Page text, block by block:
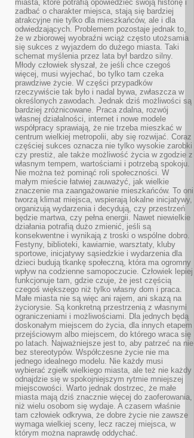
miasta, które potrafią opowiedzieć swoją historię i
zadbać o charakter miejsca, stają się bardziej
atrakcyjne nie tylko dla mieszkańców, ale i dla
odwiedzających. Problemem pozostaje jednak to,
że w zbiorowej wyobraźni wciąż często utożsamia
się sukces z wyjazdem do dużego miasta. Taki
schemat myślenia przez lata był bardzo silny.
Młody człowiek słyszał, że jeśli chce czegoś
więcej, musi wyjechać, bo tylko tam czeka
prawdziwe życie. W części przypadków
rzeczywiście tak było i nadal bywa, zwłaszcza w
określonych zawodach. Jednak dziś możliwości są
bardziej zróżnicowane. Praca zdalna, rozwój
własnej działalności, internet i nowe modele
współpracy sprawiają, że nie trzeba mieszkać w
centrum wielkiej metropolii, aby się rozwijać. Coraz
częściej sukces oznacza nie tylko wysokie zarobki
czy prestiż, ale także możliwość życia w zgodzie z
własnym tempem, wartościami i potrzebą spokoju.
Nie można też pominąć roli społeczności. W
małym mieście łatwiej zauważyć, jak wielkie
znaczenie ma zaangażowanie mieszkańców. To oni
tworzą klimat miejsca, wspierają lokalne inicjatywy,
organizują wydarzenia i decydują, czy przestrzeń
będzie martwa, czy pełna energii. Nawet niewielkie
działania potrafią dużo zmienić, jeśli są
konsekwentne i wynikają z troski o wspólne dobro.
Festyny, biblioteki, kawiarnie, warsztaty, kluby
sportowe, inicjatywy sąsiedzkie i wydarzenia dla
dzieci budują tkankę społeczną, która ma ogromny
wpływ na codzienne samopoczucie. Człowiek lepiej
funkcjonuje tam, gdzie czuje, że jest częścią
czegoś większego niż tylko własny dom i praca.
Małe miasta nie są więc ani rajem, ani skazą na
życiorysie. Są konkretną przestrzenią z własnymi
ograniczeniami i możliwościami. Dla jednych będą
doskonałym miejscem do życia, dla innych etapem
przejściowym albo miejscem, do którego wraca się
po latach. Najważniejsze jest to, aby patrzeć na nie
bez stereotypów. Współczesne życie nie ma
jednego idealnego modelu. Nie każdy musi
wybierać zgiełk wielkiego miasta, ale też nie każdy
odnajdzie się w spokojniejszym rytmie mniejszej
miejscowości. Warto jednak dostrzec, że małe
miasta mają dziś znacznie więcej do zaoferowania,
niż wielu osobom się wydaje. A czasem właśnie
tam człowiek odkrywa, że dobre życie nie zawsze
wymaga wielkiej sceny, lecz raczej miejsca, w
którym można naprawdę oddychać.